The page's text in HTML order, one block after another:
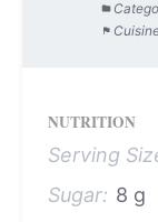
NUTRITION
Serving
Sugar: 8 g